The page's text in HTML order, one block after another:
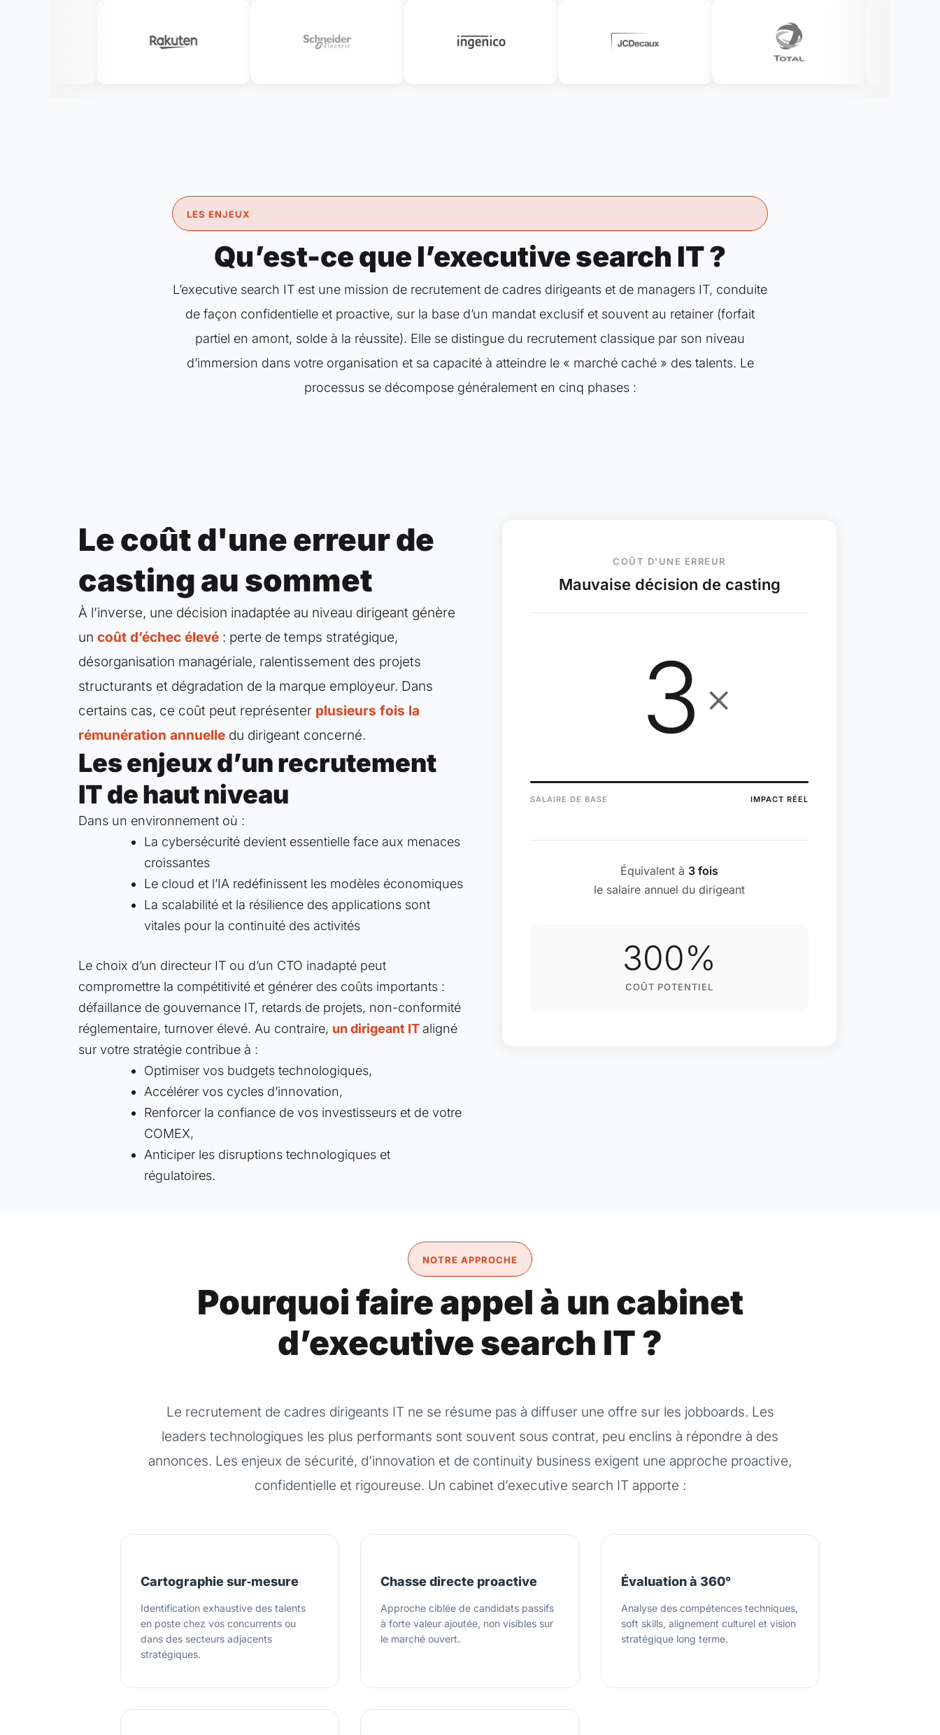
LES ENJEUX
Qu’est-ce que l’executive search IT ?
L’executive search IT est une mission de recrutement de cadres dirigeants et de managers IT, conduite
de façon confidentielle et proactive, sur la base d’un mandat exclusif et souvent au retainer (forfait
partiel en amont, solde à la réussite). Elle se distingue du recrutement classique par son niveau
d’immersion dans votre organisation et sa capacité à atteindre le « marché caché » des talents. Le
processus se décompose généralement en cinq phases :
Le coût d'une erreur de
casting au sommet
À l’inverse, une décision inadaptée au niveau dirigeant génère
un coût d’échec élevé : perte de temps stratégique,
désorganisation managériale, ralentissement des projets
structurants et dégradation de la marque employeur. Dans
certains cas, ce coût peut représenter plusieurs fois la
rémunération annuelle du dirigeant concerné.
Les enjeux d’un recrutement
IT de haut niveau
Dans un environnement où :
La cybersécurité devient essentielle face aux menaces
croissantes
Le cloud et l’IA redéfinissent les modèles économiques
La scalabilité et la résilience des applications sont
vitales pour la continuité des activités
Le choix d’un directeur IT ou d’un CTO inadapté peut
compromettre la compétitivité et générer des coûts importants :
défaillance de gouvernance IT, retards de projets, non-conformité
réglementaire, turnover élevé. Au contraire, un dirigeant ITaligné
sur votre stratégie contribue à :
Optimiser vos budgets technologiques,
Accélérer vos cycles d’innovation,
Renforcer la confiance de vos investisseurs et de votre
COMEX,
Anticiper les disruptions technologiques et
régulatoires.
COÛT D'UNE ERREUR
Mauvaise décision de casting
3
SALAIRE DE BASE IMPACT RÉEL
Équivalent à 3 fois
le salaire annuel du dirigeant
300%
COÛT POTENTIEL
NOTRE APPROCHE
Pourquoi faire appel à un cabinet
d’executive search IT ?
Le recrutement de cadres dirigeants IT ne se résume pas à diffuser une offre sur les jobboards. Les
leaders technologiques les plus performants sont souvent sous contrat, peu enclins à répondre à des
annonces. Les enjeux de sécurité, d’innovation et de continuity business exigent une approche proactive,
confidentielle et rigoureuse. Un cabinet d’executive search IT apporte :
Cartographie sur‑mesure
Identification exhaustive des talents
en poste chez vos concurrents ou
dans des secteurs adjacents
stratégiques.
Chasse directe proactive
Approche ciblée de candidats passifs
à forte valeur ajoutée, non visibles sur
le marché ouvert.
Évaluation à 360°
Analyse des compétences techniques,
soft skills, alignement culturel et vision
stratégique long terme.